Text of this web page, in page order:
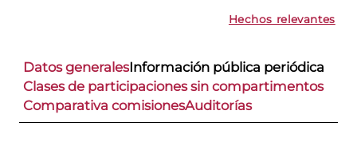
Hechos relevantes
Datos generalesInformación pública periódica
Clases de participaciones sin compartimentos
Comparativa comisionesAuditorías